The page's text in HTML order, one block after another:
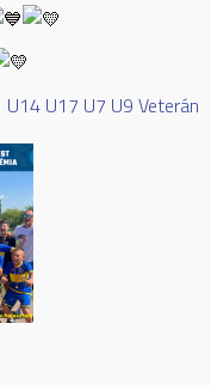
U14 U17 U7 U9 Veterán